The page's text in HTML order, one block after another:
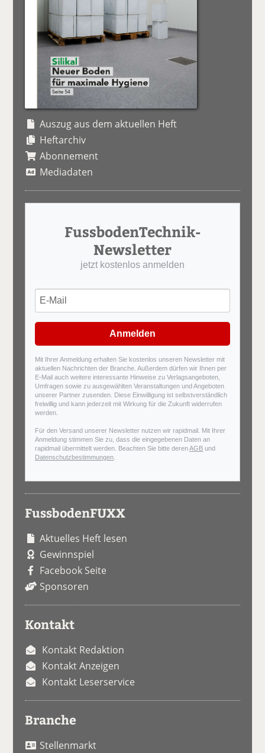
Auszug aus dem aktuellen Heft
Heftarchiv
Abonnement
Mediadaten
FussbodenTechnik-
Newsletter
jetzt kostenlos anmelden
Anmelden
Mit Ihrer Anmeldung erhalten Sie kostenlos unseren Newsletter mit
aktuellen Nachrichten der Branche. Außerdem dürfen wir Ihnen per
E-Mail auch weitere interessante Hinweise zu Verlagsangeboten,
Umfragen sowie zu ausgewählten Veranstaltungen und Angeboten
unserer Partner zusenden. Diese Einwilligung ist selbstverständlich
freiwillig und kann jederzeit mit Wirkung für die Zukunft widerrufen
werden.
Für den Versand unserer Newsletter nutzen wir rapidmail. Mit Ihrer
Anmeldung stimmen Sie zu, dass die eingegebenen Daten an
rapidmail übermittelt werden. Beachten Sie bitte derenAGB und
Datenschutzbestimmungen
FussbodenFUXX
Aktuelles Heft lesen
Gewinnspiel
Facebook Seite
Sponsoren
Kontakt
Kontakt Redaktion
Kontakt Anzeigen
Kontakt Leserservice
Branche
Stellenmarkt